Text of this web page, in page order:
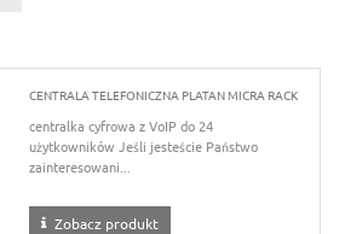
CENTRALA TELEFONICZNA PLATAN MICRA RACK
centralka cyfrowa z VoIP do 24
użytkowników Jeśli jesteście Państwo
zainteresowani...
Zobacz produkt